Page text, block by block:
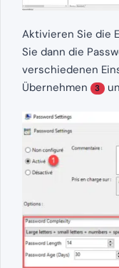
Aktivieren Sie die
Sie dann die
verschiedenen
Übernehmen
3